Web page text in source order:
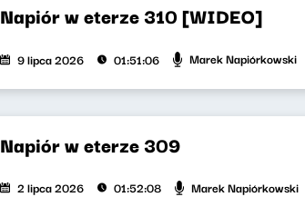
Napiór w eterze 310 [WIDEO]
9 lipca 2026 01:51:06 Marek Napiórkowski
Napiór w eterze 309
2 lipca 2026 01:52:08 Marek Napiórkowski